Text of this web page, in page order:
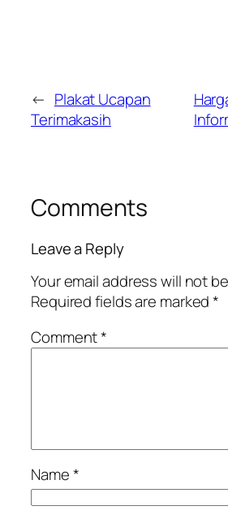
← Plakat Ucapan
Terimakasih
Comments
Leave a Reply
Your email address will not
Required fields are marked*
Comment*
Name*